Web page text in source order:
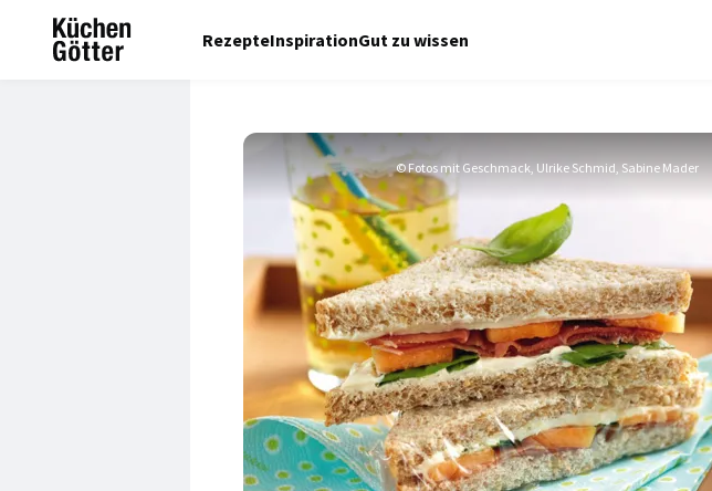
RezepteInspirationGut zu wissen
© Fotos mit Geschmack, Ulrike Schmid, Sabine Mader